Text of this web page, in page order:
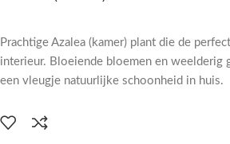
Prachtige Azalea (kamer) plant die de
interieur. Bloeiende bloemen en weelderig
een vleugje natuurlijke schoonheid in huis.